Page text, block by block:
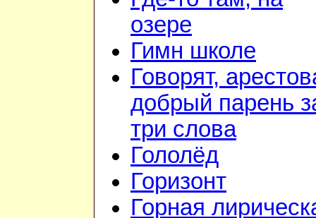
озере
Гимн школе
Говорят,
добрый парень
три слова
Гололёд
Горизонт
Горная